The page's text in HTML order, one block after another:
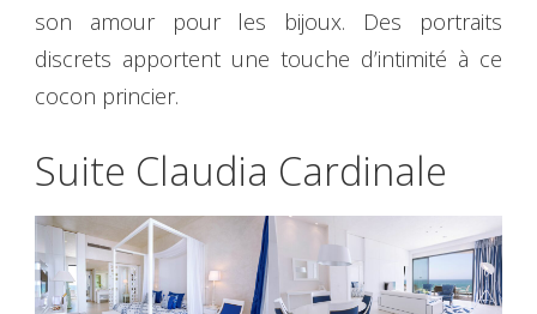
son amour pour les bijoux. Des portraits
discrets apportent une touche d’intimité à ce
cocon princier.
Suite Claudia Cardinale